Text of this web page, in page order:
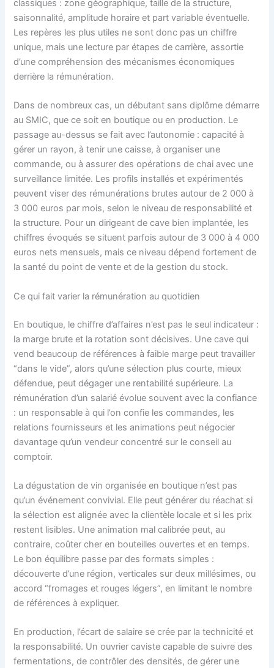
classiques : zone géographique, taille de la structure,
saisonnalité, amplitude horaire et part variable éventuelle.
Les repères les plus utiles ne sont donc pas un chiffre
unique, mais une lecture par étapes de carrière, assortie
d’une compréhension des mécanismes économiques
derrière la rémunération.
Dans de nombreux cas, un débutant sans diplôme démarre
au SMIC, que ce soit en boutique ou en production. Le
passage au-dessus se fait avec l’autonomie : capacité à
gérer un rayon, à tenir une caisse, à organiser une
commande, ou à assurer des opérations de chai avec une
surveillance limitée. Les profils installés et expérimentés
peuvent viser des rémunérations brutes autour de 2 000 à
3 000 euros par mois, selon le niveau de responsabilité et
la structure. Pour un dirigeant de cave bien implantée, les
chiffres évoqués se situent parfois autour de 3 000 à 4 000
euros nets mensuels, mais ce niveau dépend fortement de
la santé du point de vente et de la gestion du stock.
Ce qui fait varier la rémunération au quotidien
En boutique, le chiffre d’affaires n’est pas le seul indicateur :
la marge brute et la rotation sont décisives. Une cave qui
vend beaucoup de références à faible marge peut travailler
“dans le vide”, alors qu’une sélection plus courte, mieux
défendue, peut dégager une rentabilité supérieure. La
rémunération d’un salarié évolue souvent avec la confiance
: un responsable à qui l’on confie les commandes, les
relations fournisseurs et les animations peut négocier
davantage qu’un vendeur concentré sur le conseil au
comptoir.
La dégustation de vin organisée en boutique n’est pas
qu’un événement convivial. Elle peut générer du réachat si
la sélection est alignée avec la clientèle locale et si les prix
restent lisibles. Une animation mal calibrée peut, au
contraire, coûter cher en bouteilles ouvertes et en temps.
Le bon équilibre passe par des formats simples :
découverte d’une région, verticales sur deux millésimes, ou
accord “fromages et rouges légers”, en limitant le nombre
de références à expliquer.
En production, l’écart de salaire se crée par la technicité et
la responsabilité. Un ouvrier caviste capable de suivre des
fermentations, de contrôler des densités, de gérer une